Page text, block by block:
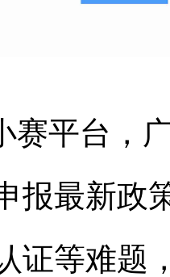
赛平台，
报最新政
证等难题